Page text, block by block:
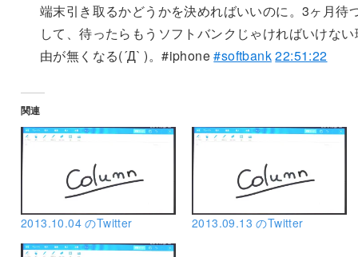
端末引き取るかどうかを決めればいいのに。3ヶ月待
して、待ったらもうソフトバンクじゃければいけない
由が無くなる(´Д` )。#iphone#softbank22:51:22
関連
2013.10.04 のTwitter 2013.09.13 のTwitter